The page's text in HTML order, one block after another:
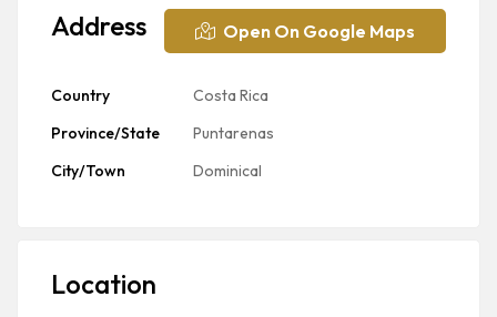
Address Open On Google Maps
Country
Costa Rica
Province/State
Puntarenas
City/Town
Dominical
Location